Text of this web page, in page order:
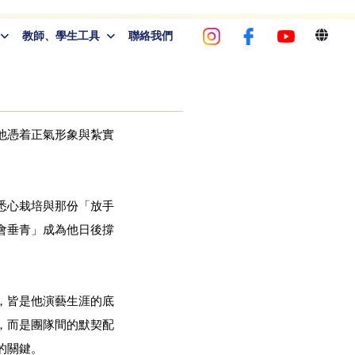
教師、學生工具 聯絡我們
憑着正氣形象與紮實
心栽培與那份「放手
垂青」成為他日後撐
皆是他演藝生涯的底
而是團隊間的默契配
鍵。